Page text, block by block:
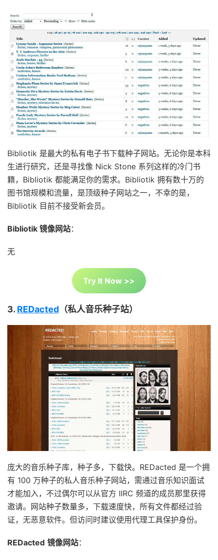
Bibliotik 是最大的私有电子书下载种子网站。无论你是本科
生进行研究，还是寻找像 Nick Stone 系列这样的冷门书
籍，Bibliotik 都能满足你的需求。Bibliotik 拥有数十万的
图书馆规模和流量，是顶级种子网站之一，不幸的是，
Bibliotik 目前不接受新会员。
Bibliotik 镜像网站：
无
Try It Now >>
3. REDacted （私人音乐种子站）
庞大的音乐种子库，种子多，下载快。REDacted 是一个拥
有 100 万种子的私人音乐种子网站，需通过音乐知识面试
才能加入，不过偶尔可以从官方 IIRC 频道的成员那里获得
邀请。网站种子数量多，下载速度快，所有文件都经过验
证，无恶意软件。但访问时建议使用代理工具保护身份。
REDacted 镜像网站：